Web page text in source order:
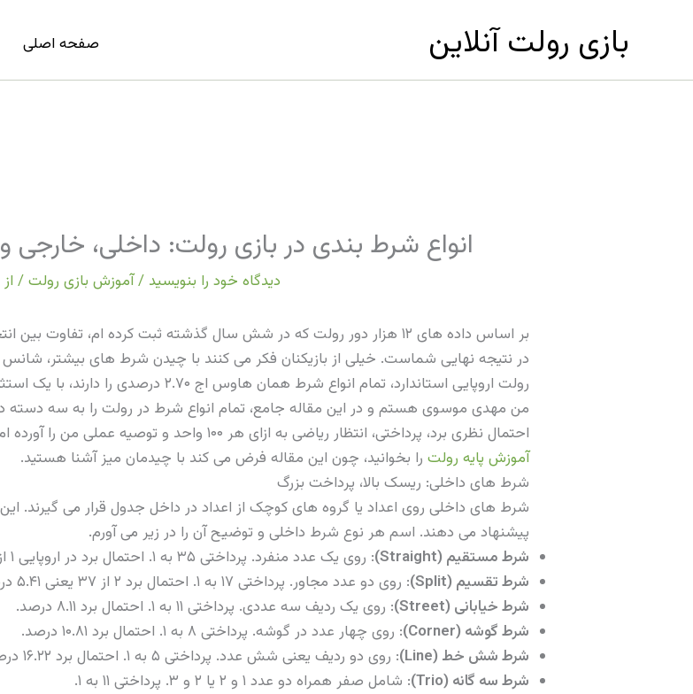
بازی رولت آنلاین صفحه اصلی
انواع شرط بندی در بازی رولت: داخلی، خارجی
دیدگاه‌ خود را بنویسید /آموزش بازی رولت/ از
بر اساس داده های ۱۲ هزار دور رولت که در شش سال گذشته ثبت کرده ام،
در نتیجه نهایی شماست. خیلی از بازیکنان فکر می کنند با چیدن شرط های بیشتر،
رولت اروپایی استاندارد، تمام انواع شرط همان هاوس اج ۲.۷۰ درصدی را دارند، با یک استثناء که در ادامه توضیح می دهم.
من مهدی موسوی هستم و در این مقاله جامع، تمام انواع شرط در رولت را به سه دسته
احتمال نظری برد، پرداختی، انتظار ریاضی به ازای هر ۱۰۰ واحد و توصیه عملی من را آورده ام. اگر تازه با رولت آشنا شده اید، پیشنهاد می کنم اول
آموزش پایه رولت را بخوانید، چون این مقاله فرض می کند با چیدمان میز آشنا هستید.
شرط های داخلی: ریسک بالا، پرداخت بزرگ
شرط های داخلی روی اعداد یا گروه های کوچک از اعداد در داخل جدول قرار می گیرند. این
پیشنهاد می دهند. اسم هر نوع شرط داخلی و توضیح آن را در زیر می آورم.
شرط مستقیم (Straight)
: روی یک عدد منفرد. پرداختی ۳۵ به ۱. احتمال برد در اروپایی ۱ از ۳۷ یعنی ۲.۷۰ درصد.
شرط تقسیم (Split)
: روی دو عدد مجاور. پرداختی ۱۷ به ۱. احتمال برد ۲ از ۳۷ یعنی ۵.۴۱ درصد.
شرط خیابانی (Street)
: روی یک ردیف سه عددی. پرداختی ۱۱ به ۱. احتمال برد ۸.۱۱ درصد.
شرط گوشه (Corner)
: روی چهار عدد در گوشه. پرداختی ۸ به ۱. احتمال برد ۱۰.۸۱ درصد.
شرط شش خط (Line)
: روی دو ردیف یعنی شش عدد. پرداختی ۵ به ۱. احتمال برد ۱۶.۲۲ درصد.
شرط سه گانه (Trio)
: شامل صفر همراه دو عدد ۱ و ۲ یا ۲ و ۳. پرداختی ۱۱ به ۱.